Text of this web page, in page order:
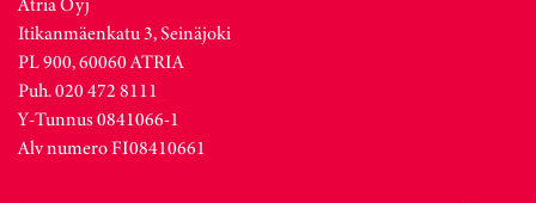
Itikanmäenkatu 3, Seinäjoki
PL 900, 60060 ATRIA
Puh. 020 472 8111
Y-Tunnus 0841066-1
Alv numero FI08410661